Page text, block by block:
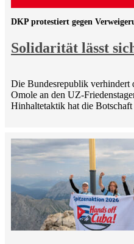
Solidarität lässt
DKP protestiert gegen
Die Bundesrepublik verhindert
Omole an den UZ-
Hinhaltetaktik hat die